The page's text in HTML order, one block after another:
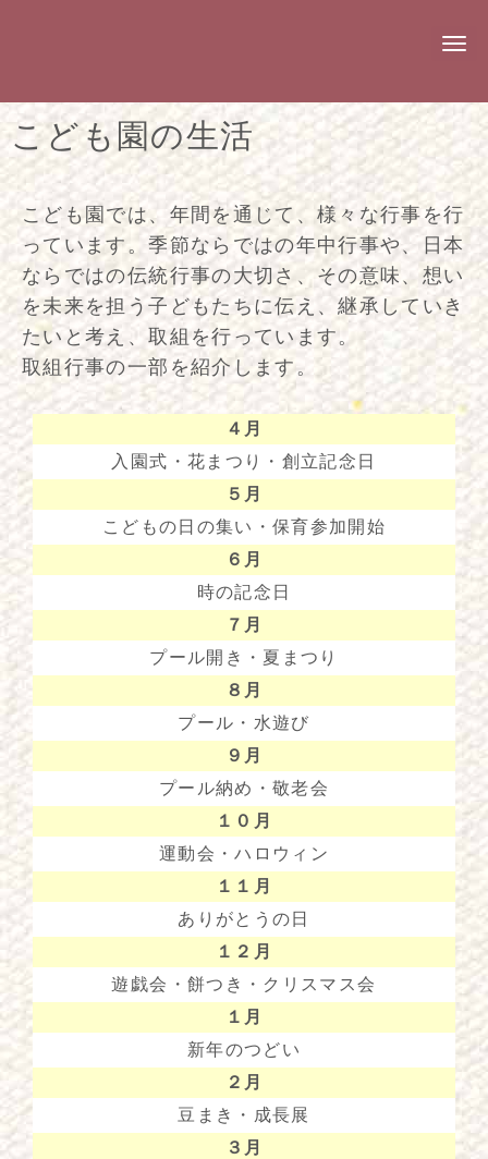
N
g
a
こども園の生活
こども園では、年間を通じて、様々な行事を行
っています。季節ならではの年中行事や、日本
ならではの伝統行事の大切さ、その意味、想い
を未来を担う子どもたちに伝え、継承していき
たいと考え、取組を行っています。
取組行事の一部を紹介します。
４月
入園式・花まつり・創立記念日
５月
こどもの日の集い・保育参加開始
６月
時の記念日
７月
プール開き・夏まつり
８月
プール・水遊び
９月
プール納め・敬老会
１０月
運動会・ハロウィン
１１月
ありがとうの日
１２月
遊戯会・餅つき・クリスマス会
１月
新年のつどい
２月
豆まき・成長展
３月